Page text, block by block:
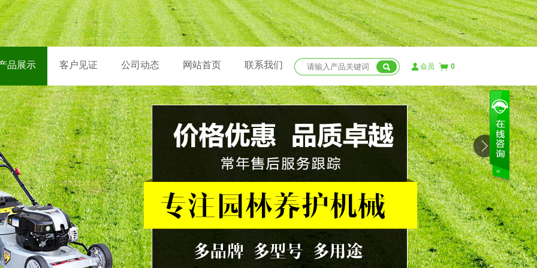
品展示 客户见证 公司动态 网站首页 联系我们 0
会员